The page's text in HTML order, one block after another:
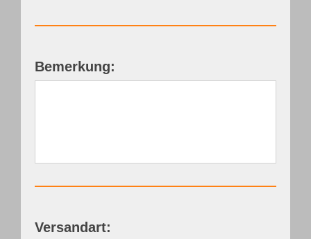
Bemerkung:
Versandart: